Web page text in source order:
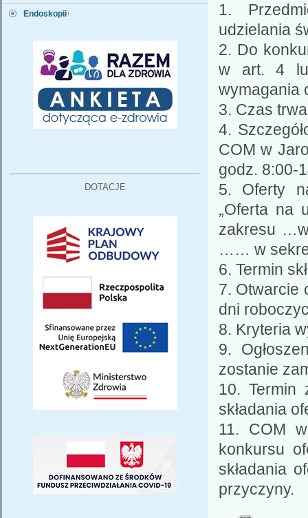
Endoskopii
DOTACJE
1.
udzielania
2. Do
w art. 4
wymagania
3. Czas
4.
COM w
godz. 8:00-
5. Oferty
„Oferta na
zakresu
…… w
6. Termin
7. Otwarcie
dni
8. Kryteria
9.
zostanie
10. Termin
składania
11. COM
konkursu
składania
przyczyny.